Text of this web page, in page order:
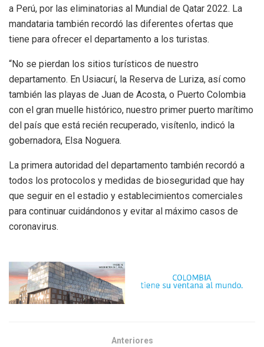
a Perú, por las eliminatorias al Mundial de Qatar 2022. La
mandataria también recordó las diferentes ofertas que
tiene para ofrecer el departamento a los turistas.
“No se pierdan los sitios turísticos de nuestro
departamento. En Usiacurí, la Reserva de Luriza, así como
también las playas de Juan de Acosta, o Puerto Colombia
con el gran muelle histórico, nuestro primer puerto marítimo
del país que está recién recuperado, visítenlo, indicó la
gobernadora, Elsa Noguera.
La primera autoridad del departamento también recordó a
todos los protocolos y medidas de bioseguridad que hay
que seguir en el estadio y establecimientos comerciales
para continuar cuidándonos y evitar al máximo casos de
coronavirus.
Anteriores